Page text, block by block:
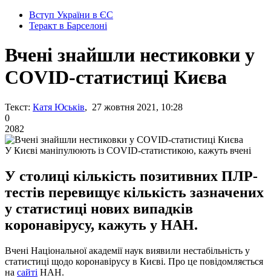
Вступ України в ЄС
Теракт в Барселоні
Вчені знайшли нестиковки у
COVID-статистиці Києва
Текст: Катя Юськів, 27 жовтня 2021, 10:28
0
2082
У Києві маніпулюють із COVID-статистикою, кажуть вчені
У столиці кількість позитивних ПЛР-
тестів перевищує кількість зазначених
у статистиці нових випадків
коронавірусу, кажуть у НАН.
Вчені Національної академії наук виявили нестабільність у
статистиці щодо коронавірусу в Києві. Про це повідомляється
на сайті НАН.